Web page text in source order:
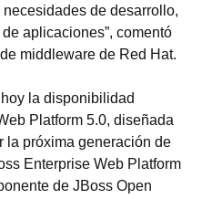
de desarrollo,
aplicaciones”, comentó
middleware de Red Hat.
la disponibilidad
Platform 5.0, diseñada
la próxima generación de
Enterprise Web Platform
de JBoss Open